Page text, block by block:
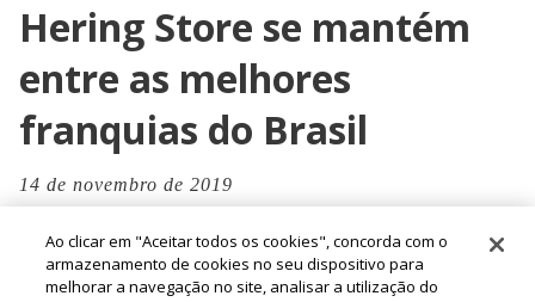
Hering Store se mantém
entre as melhores
franquias do Brasil
14 de novembro de 2019
Ao clicar em "Aceitar todos os cookies", concorda com o
armazenamento de cookies no seu dispositivo para
melhorar a navegação no site, analisar a utilização do